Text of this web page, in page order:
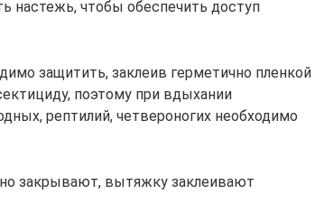
чтобы обеспечить доступ
защитить, заклеив герметично пленкой
поэтому при вдыхании
рептилий, четвероногих необходимо
закрывают, вытяжку заклеивают